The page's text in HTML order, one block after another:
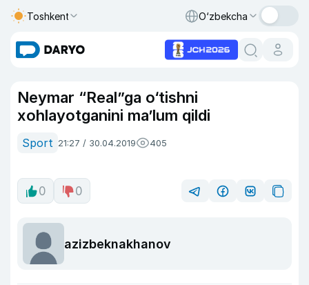
Toshkent O‘zbekcha
Neymar “Real”ga o‘tishni
xohlayotganini ma’lum qildi
Sport 21:27 / 30.04.2019 405
0 0
azizbeknakhanov